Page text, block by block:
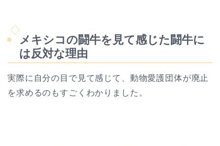
メキシコの闘牛を見て感じた闘牛に
は反対な理由
実際に自分の目で見て感じて、動物愛護団体が廃止
を求めるのもすごくわかりました。